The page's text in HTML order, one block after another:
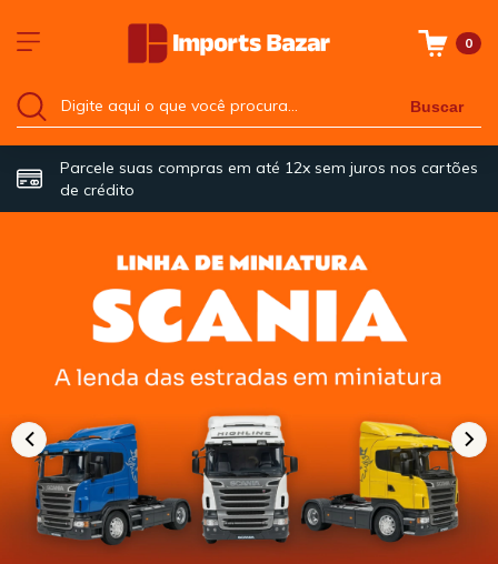
0
Buscar
Parcele suas compras em até 12x sem juros nos cartões
de crédito